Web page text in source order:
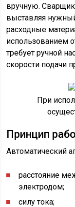
вручную.
выставляя
расходные
использованием
требует ручной
скорости подачи
При
Принцип
Автоматический
расстояние
электродом;
силу тока;